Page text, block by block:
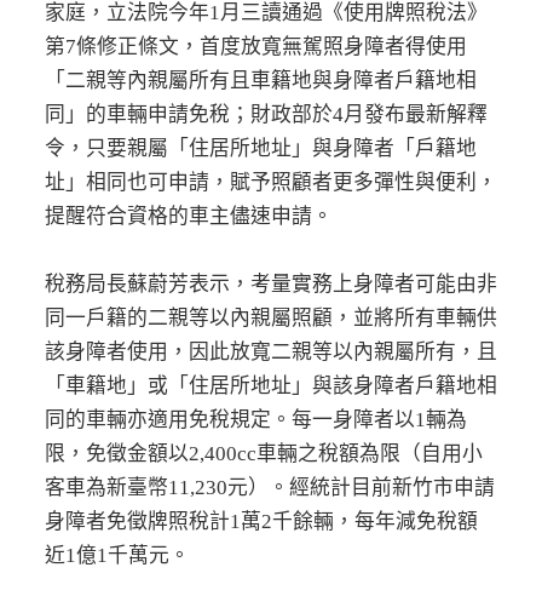
家庭，立法院今年1月三讀通過《使用牌照稅法》
第7條修正條文，首度放寬無駕照身障者得使用
「二親等內親屬所有且車籍地與身障者戶籍地相
同」的車輛申請免稅；財政部於4月發布最新解釋
令，只要親屬「住居所地址」與身障者「戶籍地
址」相同也可申請，賦予照顧者更多彈性與便利，
提醒符合資格的車主儘速申請。
稅務局長蘇蔚芳表示，考量實務上身障者可能由非
同一戶籍的二親等以內親屬照顧，並將所有車輛供
該身障者使用，因此放寬二親等以內親屬所有，且
「車籍地」或「住居所地址」與該身障者戶籍地相
同的車輛亦適用免稅規定。每一身障者以1輛為
限，免徵金額以2,400cc車輛之稅額為限（自用小
客車為新臺幣11,230元）。經統計目前新竹市申請
身障者免徵牌照稅計1萬2千餘輛，每年減免稅額
近1億1千萬元。